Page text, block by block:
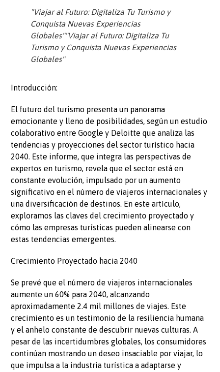
"Viajar al Futuro: Digitaliza Tu Turismo y
Conquista Nuevas Experiencias
Globales""Viajar al Futuro: Digitaliza Tu
Turismo y Conquista Nuevas Experiencias
Globales"
Introducción:
El futuro del turismo presenta un panorama
emocionante y lleno de posibilidades, según un estudio
colaborativo entre Google y Deloitte que analiza las
tendencias y proyecciones del sector turístico hacia
2040. Este informe, que integra las perspectivas de
expertos en turismo, revela que el sector está en
constante evolución, impulsado por un aumento
significativo en el número de viajeros internacionales y
una diversificación de destinos. En este artículo,
exploramos las claves del crecimiento proyectado y
cómo las empresas turísticas pueden alinearse con
estas tendencias emergentes.
Crecimiento Proyectado hacia 2040
Se prevé que el número de viajeros internacionales
aumente un 60% para 2040, alcanzando
aproximadamente 2.4 mil millones de viajes. Este
crecimiento es un testimonio de la resiliencia humana
y el anhelo constante de descubrir nuevas culturas. A
pesar de las incertidumbres globales, los consumidores
continúan mostrando un deseo insaciable por viajar, lo
que impulsa a la industria turística a adaptarse y